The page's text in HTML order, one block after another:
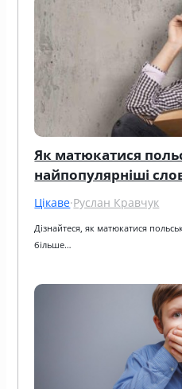
Як матюкатися
найпопулярніші
Цікаве·Руслан Кравчук
Дізнайтеся, як матюкатися
більше…